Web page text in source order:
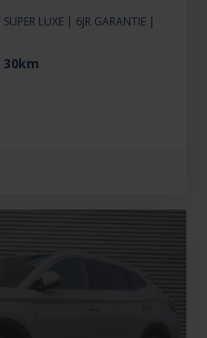
LUXE | 6JR GARANTIE |
30km